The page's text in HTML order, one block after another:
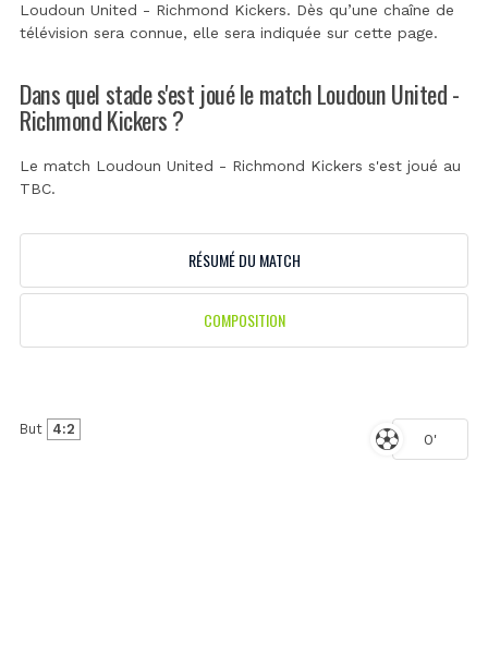
Loudoun United - Richmond Kickers. Dès qu’une chaîne de
télévision sera connue, elle sera indiquée sur cette page.
Dans quel stade s'est joué le match Loudoun United -
Richmond Kickers ?
Le match Loudoun United - Richmond Kickers s'est joué au
TBC.
RÉSUMÉ DU MATCH
COMPOSITION
0'
But 4:2